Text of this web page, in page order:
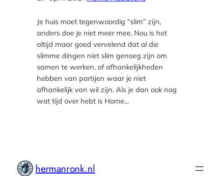
Je huis moet tegenwoordig “slim” zijn,
anders doe je niet meer mee. Nou is het
altijd maar goed vervelend dat al die
slimme dingen niet slim genoeg zijn om
samen te werken, of afhankelijkheden
hebben van partijen waar je niet
afhankelijk van wil zijn. Als je dan ook nog
wat tijd over hebt is Home…
hermanronk.nl